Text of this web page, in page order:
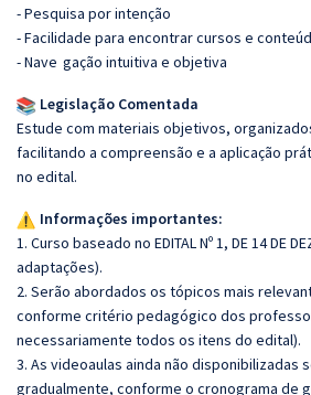
- Pesquisa por intenção
- Facilidade para encontrar cursos e
- Nave gação intuitiva e objetiva
Legislação Comentada
Estude com materiais objetivos,
facilitando a compreensão e a aplicação
no edital.
Informações importantes:
1. Curso baseado no EDITAL Nº 1, DE 14 DE
adaptações).
2. Serão abordados os tópicos mais
conforme critério pedagógico dos
necessariamente todos os itens do edital).
3. As videoaulas ainda não disponibilizadas
gradualmente, conforme o cronograma de